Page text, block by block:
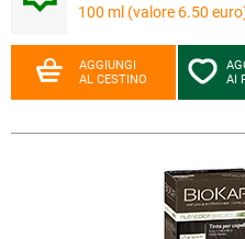
100 ml (valore 6.50
AGGIUNGI
AL CESTINO
AI